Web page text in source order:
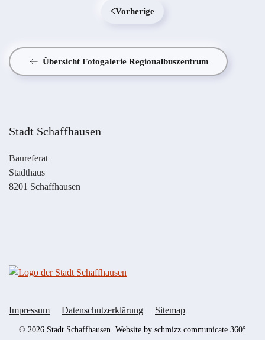
Vorherige
Übersicht Fotogalerie Regionalbuszentrum
Stadt Schaffhausen
Baureferat
Stadthaus
8201 Schaffhausen
Impressum Datenschutzerklärung Sitemap
© 2026 Stadt Schaffhausen. Website by schmizz communicate 360°